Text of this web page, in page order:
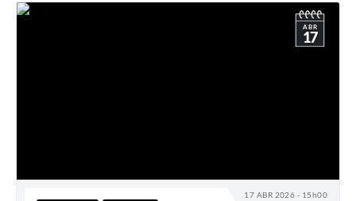
17 ABR 2026 - 15h00
ABR
17